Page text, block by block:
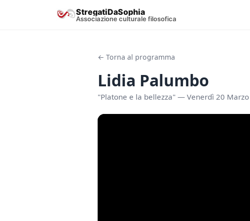
StregatiDaSophia
Associazione culturale filosofica
← Torna al programma
Lidia Palumbo
"Platone e la bellezza" — Venerdì 20